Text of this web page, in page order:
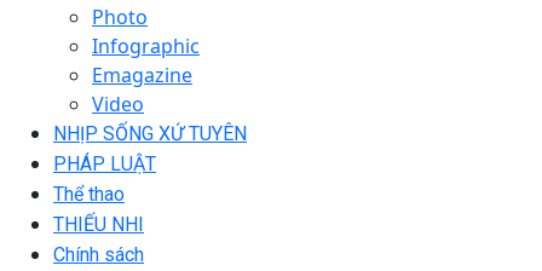
Photo
Infographic
Emagazine
Video
NHỊP SỐNG XỨ TUYÊN
PHÁP LUẬT
Thể thao
THIẾU NHI
Chính sách